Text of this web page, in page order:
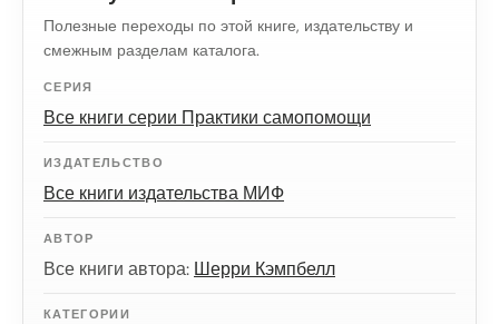
Полезные переходы по этой книге, издательству и
смежным разделам каталога.
СЕРИЯ
Все книги серии Практики самопомощи
ИЗДАТЕЛЬСТВО
Все книги издательства МИФ
АВТОР
Все книги автора: Шерри Кэмпбелл
КАТЕГОРИИ